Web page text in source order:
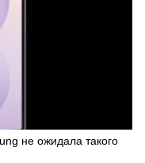
не ожидала такого